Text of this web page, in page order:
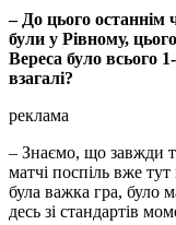
– До цього останнім
були у Рівному,
Вереса було всього
взагалі?
реклама
– Знаємо, що завжди
матчі поспіль вже
була важка гра, було
десь зі стандартів